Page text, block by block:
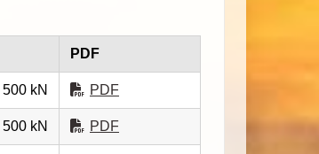
PDF
500 kN PDF
500 kN PDF